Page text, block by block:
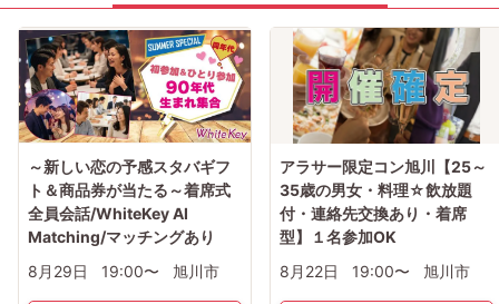
～新しい恋の予感スタバギフ
ト＆商品券が当たる～着席式
全員会話/WhiteKey AI
Matching/マッチングあり
8月29日
19:00〜 旭川市
アラサー限定コン旭川【25～
35歳の男女・料理☆飲放題
付・連絡先交換あり・着席
型】１名参加OK
8月22日
19:00〜 旭川市